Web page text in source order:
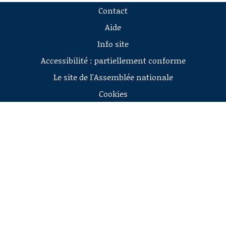
Contact
Aide
Info site
Accessibilité : partiellement conforme
Le site de l'Assemblée nationale
Cookies